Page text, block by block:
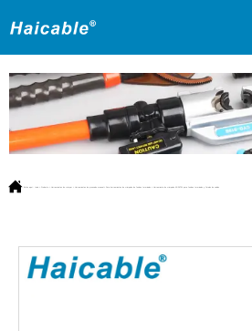
 Estás aquí: Producto Para herramientas de crimpado de fundas terminales Herramienta de crimpado AP-26TW para fundas terminales y férulas de cables